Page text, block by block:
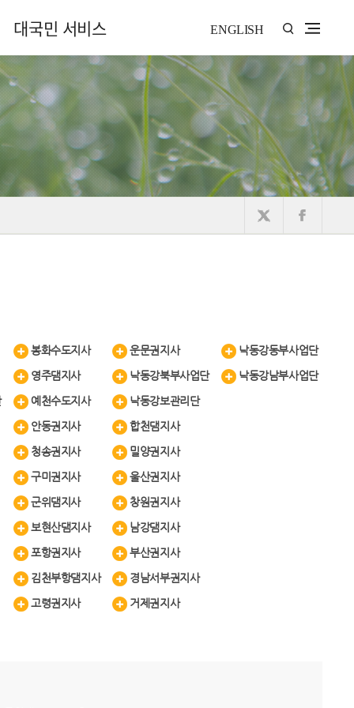
대국민 서비스 ENGLISH
봉화수도지사
영주댐지사
예천수도지사
안동권지사
청송권지사
구미권지사
군위댐지사
보현산댐지사
포항권지사
김천부항댐지사
고령권지사
운문권지사
낙동강북부사업단
낙동강보관리단
합천댐지사
밀양권지사
울산권지사
창원권지사
남강댐지사
부산권지사
경남서부권지사
거제권지사
낙동강동부사업단
낙동강남부사업단